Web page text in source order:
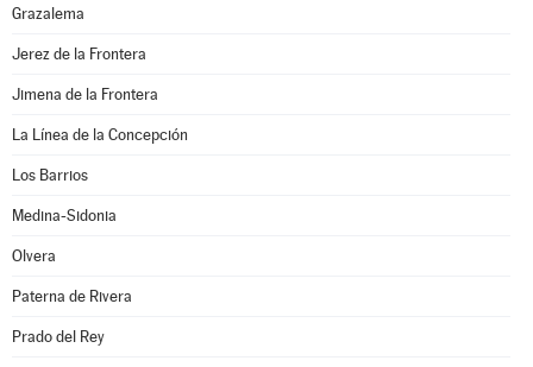
Grazalema
Jerez de la Frontera
Jimena de la Frontera
La Línea de la Concepción
Los Barrios
Medina-Sidonia
Olvera
Paterna de Rivera
Prado del Rey